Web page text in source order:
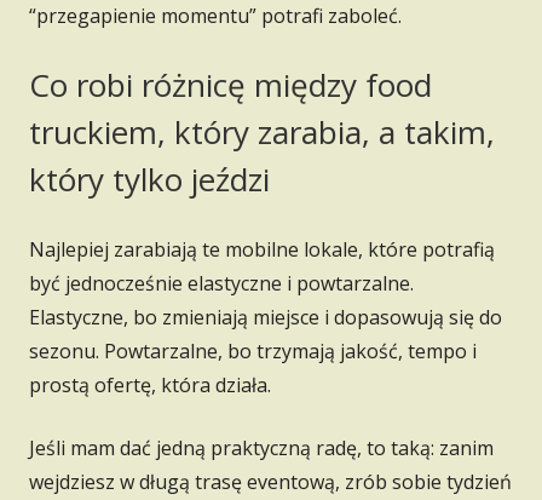
“przegapienie momentu” potrafi zaboleć.
Co robi różnicę między food
truckiem, który zarabia, a takim,
który tylko jeździ
Najlepiej zarabiają te mobilne lokale, które potrafią
być jednocześnie elastyczne i powtarzalne.
Elastyczne, bo zmieniają miejsce i dopasowują się do
sezonu. Powtarzalne, bo trzymają jakość, tempo i
prostą ofertę, która działa.
Jeśli mam dać jedną praktyczną radę, to taką: zanim
wejdziesz w długą trasę eventową, zrób sobie tydzień